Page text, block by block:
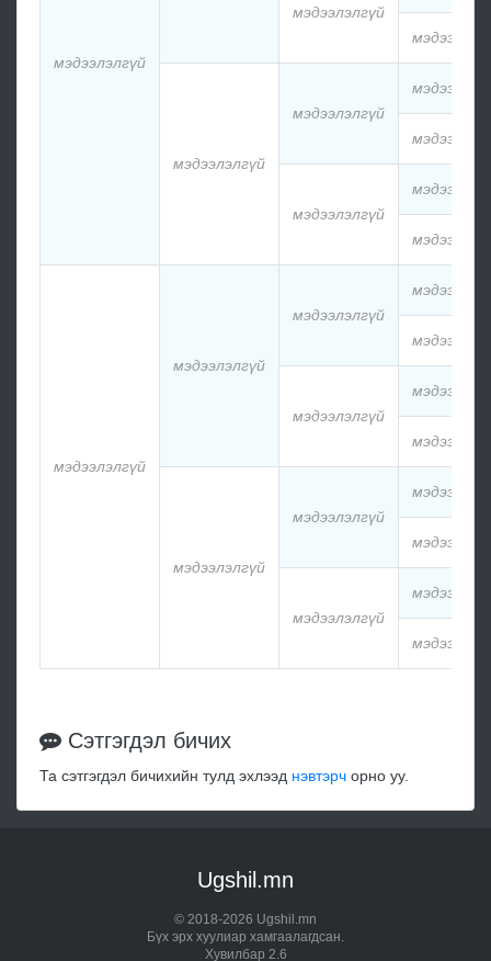
мэдээлэлгүй
мэдээлэлгүй
мэдээлэлгүй
мэдээлэлгүй
мэдээлэлгүй
мэдээлэлгүй
мэдээлэлгүй
мэдээлэлгүй
мэдээлэлгүй
мэдээлэлгүй
мэдээлэлгүй
мэдээлэлгүй
Сэтгэгдэл бичих
Та сэтгэгдэл бичихийн тулд эхлээд нэвтэрч орно уу.
Ugshil.mn
© 2018-2026 Ugshil.mn
Бүх эрх хуулиар хамгаалагдсан.
Хувилбар 2.6